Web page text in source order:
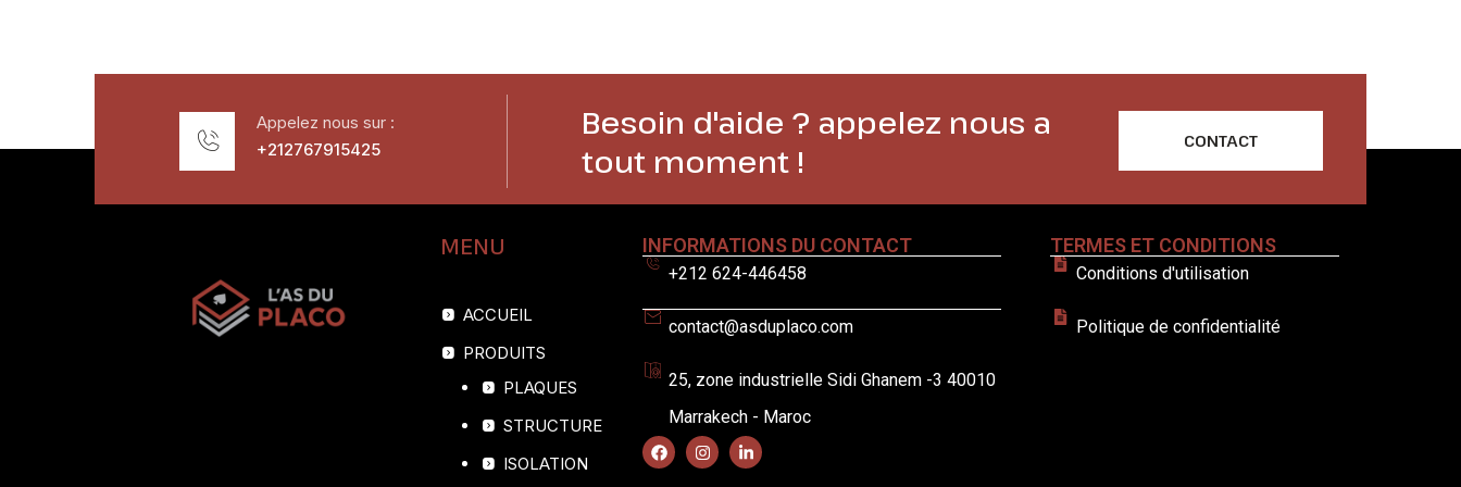
Appelez nous sur :
+212767915425
Besoin d'aide ? appelez nous a
tout moment !
CONTACT
MENU
ACCUEIL
PRODUITS
PLAQUES
STRUCTURE
ISOLATION
INFORMATIONS DU CONTACT
+212 624-446458
contact@asduplaco.com
25, zone industrielle Sidi Ghanem -3 40010
Marrakech - Maroc
TERMES ET CONDITIONS
Conditions d'utilisation
Politique de confidentialité